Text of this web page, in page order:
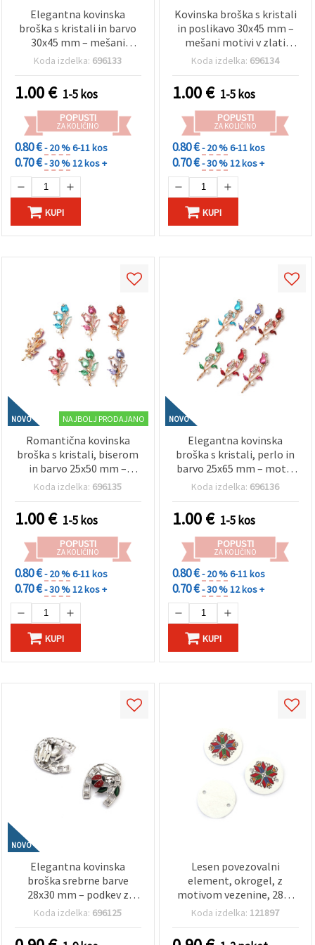
Elegantna kovinska
broška s kristali in barvo
30x45 mm – mešani
cvetlični motivi v zlati
dodatke in šik outfit (hobi
& ustvarjanje)
Koda izdelka: 696133
1.00€ 1-5 kos
POPUSTI
ZA KOLIČINO
0.80 €- 20 %6-11 kos
0.70 €- 30 %12 kos +
KUPI
Kovinska broška s kristali
in poslikavo 30x45 mm –
mešani motivi v zlati
barvi, bleščeč modni
videze in ideje za darilo,
hobi ustvarjanje
Koda izdelka: 696134
1.00€ 1-5 kos
POPUSTI
ZA KOLIČINO
0.80 €- 20 %6-11 kos
0.70 €- 30 %12 kos +
KUPI
NOVO NAJBOLJ PRODAJANO
Romantična kovinska
broška s kristali, biserom
in barvo 25x50 mm –
motiv vrtnice v zlati barvi,
praznične videze in
elegantne outfite
Koda izdelka: 696135
1.00€ 1-5 kos
POPUSTI
ZA KOLIČINO
0.80 €- 20 %6-11 kos
0.70 €- 30 %12 kos +
KUPI
NOVO
Elegantna kovinska
broška s kristali, perlo in
barvo 25x65 mm – motiv
vrtnice v zlati barvi,
darila, svečane priložnosti
in šik outfite, hobi &
ustvarjalni material EM
ART
Koda izdelka: 696136
1.00€ 1-5 kos
POPUSTI
ZA KOLIČINO
0.80 €- 20 %6-11 kos
0.70 €- 30 %12 kos +
KUPI
NOVO
Elegantna kovinska
broška srebrne barve
28x30 mm – podkev z
zvončkom in
simbol za pomlad in
Koda izdelka: 696125
Lesen povezovalni
element, okrogel, z
motivom vezenine, 28x2
mm, luknja 2,5 mm – 10
Koda izdelka: 121897